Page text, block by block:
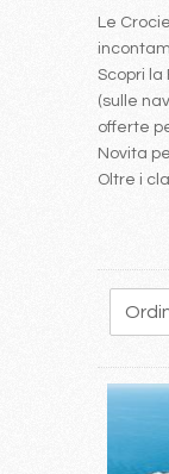
Le
Scopri
(sulle
offerte
Novita
Oltre i
14